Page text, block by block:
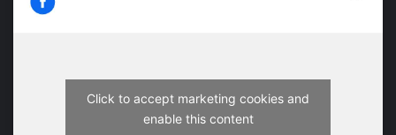
Click to accept marketing cookies and
enable this content